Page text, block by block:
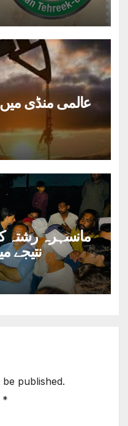
مانسہرہ رشتہ
نتیجے
published.
*